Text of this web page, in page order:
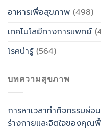
อาหารเพื่อสุขภาพ (498)
เทคโนโลยีทางการแพทย์
โรคน่ารู้(564)
บทความสุขภาพ
การหาเวลาทำกิจกรรมผ่
ร่างกายและจิตใจของคุณ